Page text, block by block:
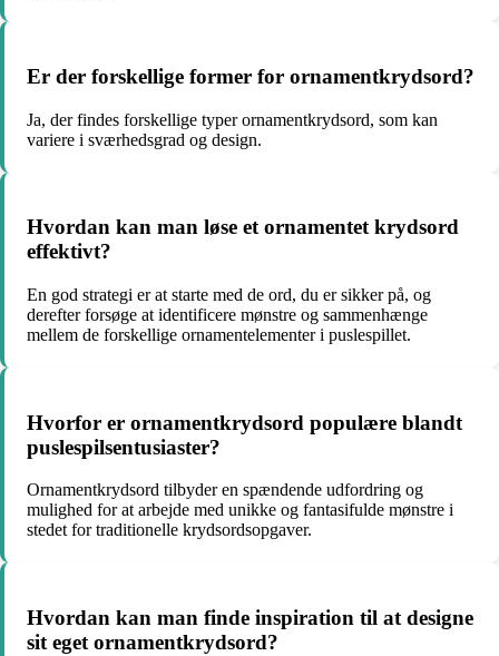
Er der forskellige former for ornamentkrydsord?
Ja, der findes forskellige typer ornamentkrydsord, som kan
variere i sværhedsgrad og design.
Hvordan kan man løse et ornamentet krydsord
effektivt?
En god strategi er at starte med de ord, du er sikker på, og
derefter forsøge at identificere mønstre og sammenhænge
mellem de forskellige ornamentelementer i puslespillet.
Hvorfor er ornamentkrydsord populære blandt
puslespilsentusiaster?
Ornamentkrydsord tilbyder en spændende udfordring og
mulighed for at arbejde med unikke og fantasifulde mønstre i
stedet for traditionelle krydsordsopgaver.
Hvordan kan man finde inspiration til at designe
sit eget ornamentkrydsord?